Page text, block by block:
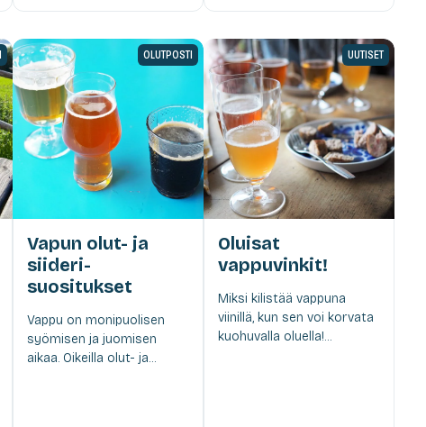
OLUTPOSTI
Vapun olut- ja
siideri-
suositukset
Vappu on monipuolisen
syömisen ja juomisen
aikaa. Oikeilla olut- ja...
UUTISET
Oluisat
vappuvinkit!
Miksi kilistää vappuna
viinillä, kun sen voi korvata
kuohuvalla oluella!...